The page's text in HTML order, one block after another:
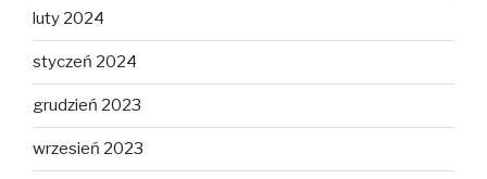
luty 2024
styczeń 2024
grudzień 2023
wrzesień 2023